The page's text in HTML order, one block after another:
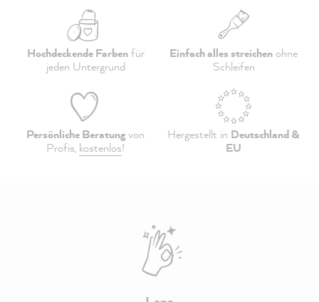
Hochdeckende Farbenfür
jeden Untergrund
Einfach alles streichen ohne
Schleifen
Persönliche Beratungvon
Profis, kostenlos!
Hergestellt in Deutschland &
EU